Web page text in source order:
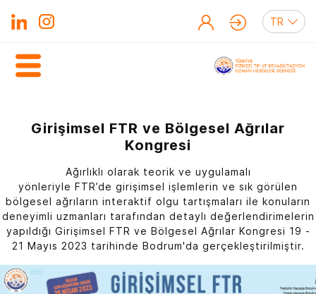
Girişimsel FTR ve Bölgesel Ağrılar
Kongresi
Ağırlıklı olarak teorik ve uygulamalı
yönleriyle FTR’de girişimsel işlemlerin ve sık görülen
bölgesel ağrıların interaktif olgu tartışmaları ile konuların
deneyimli uzmanları tarafından detaylı değerlendirimelerin
yapıldığı Girişimsel FTR ve Bölgesel Ağrılar Kongresi 19 -
21 Mayıs 2023 tarihinde Bodrum'da gerçekleştirilmiştir.